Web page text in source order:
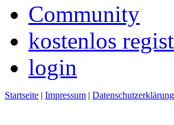
Community
kostenlos
login
Startseite | Impressum | Datenschutzerklärung